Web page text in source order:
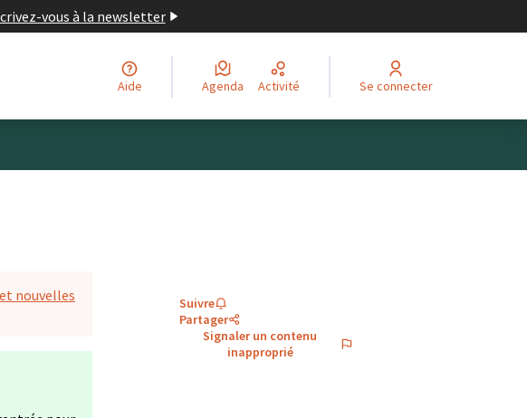
vous à la newsletter
Aide Agenda Activité Se connecter
nouvelles
Suivre
Partager
Signaler un contenu
inapproprié